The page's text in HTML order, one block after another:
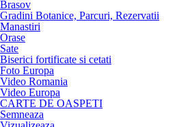
Brasov
Gradini Botanice, Parcuri, Rezervatii
Manastiri
Orase
Sate
Biserici fortificate si cetati
Foto Europa
Video Romania
Video Europa
CARTE DE OASPETI
Semneaza